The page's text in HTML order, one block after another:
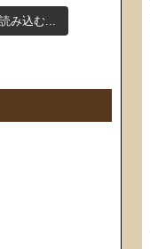
み込む...